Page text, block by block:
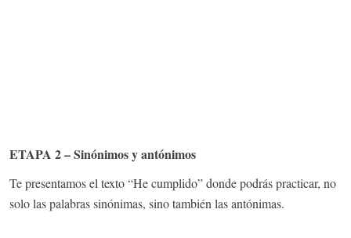
ETAPA 2 – Sinónimos y antónimos
Te presentamos el texto “He cumplido” donde podrás practicar, no
solo las palabras sinónimas, sino también las antónimas.